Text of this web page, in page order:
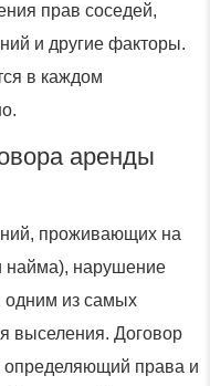
прав соседей,
и другие факторы.
в каждом
аренды
проживающих на
найма), нарушение
одним из самых
выселения. Договор
определяющий права и